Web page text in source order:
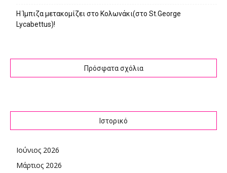
Η Ίμπιζα μετακομίζει στο Κολωνάκι(στο St.George
Lycabettus)!
Πρόσφατα σχόλια
Ιστορικό
Ιούνιος 2026
Μάρτιος 2026